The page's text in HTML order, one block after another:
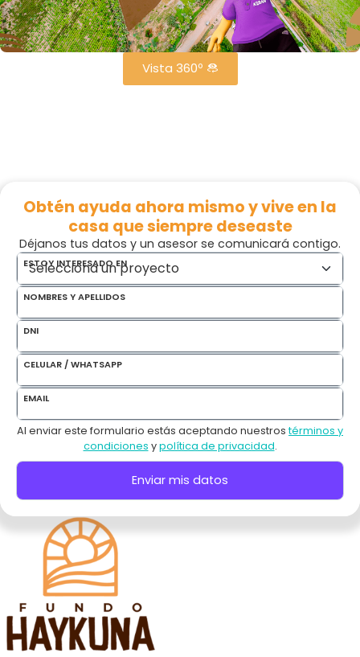
Vista 360º
Obtén ayuda ahora mismo y vive en la
casa que siempre deseaste
Déjanos tus datos y un asesor se comunicará contigo.
ESTOY INTERESADO EN
NOMBRES Y APELLIDOS
DNI
CELULAR / WHATSAPP
EMAIL
Al enviar este formulario estás aceptando nuestrostérminos y
condiciones ypolítica de privacidad.
Enviar mis datos